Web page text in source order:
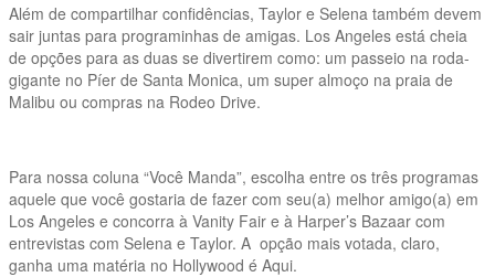
Além de compartilhar confidências, Taylor e Selena também devem
sair juntas para programinhas de amigas. Los Angeles está cheia
de opções para as duas se divertirem como: um passeio na roda-
gigante no Píer de Santa Monica, um super almoço na praia de
Malibu ou compras na Rodeo Drive.
Para nossa coluna “Você Manda”, escolha entre os três programas
aquele que você gostaria de fazer com seu(a) melhor amigo(a) em
Los Angeles e concorra à Vanity Fair e à Harper’s Bazaar com
entrevistas com Selena e Taylor. A opção mais votada, claro,
ganha uma matéria no Hollywood é Aqui.